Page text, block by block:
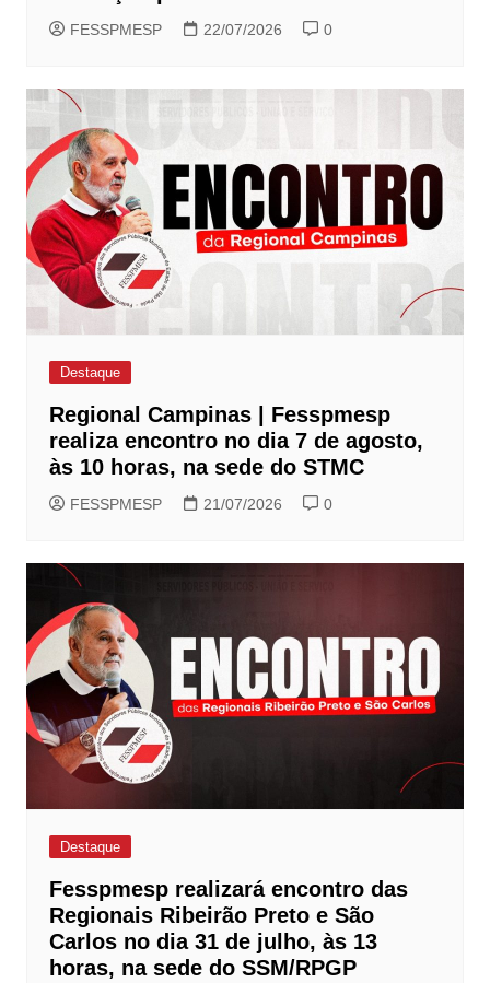
FESSPMESP 22/07/2026 0
Destaque
Regional Campinas | Fesspmesp
realiza encontro no dia 7 de agosto,
às 10 horas, na sede do STMC
FESSPMESP 21/07/2026 0
Destaque
Fesspmesp realizará encontro das
Regionais Ribeirão Preto e São
Carlos no dia 31 de julho, às 13
horas, na sede do SSM/RPGP